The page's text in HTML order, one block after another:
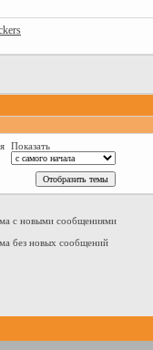
Показать
с новыми сообщениями
без новых сообщений